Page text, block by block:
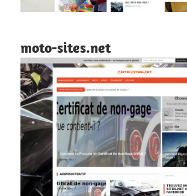
moto-sites.net